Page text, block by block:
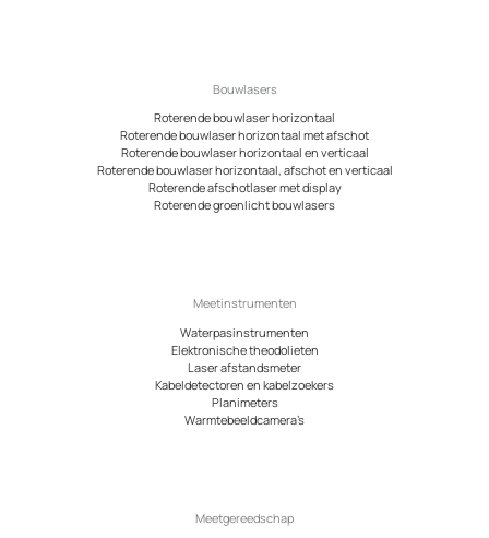
Bouwlasers
Roterende bouwlaser horizontaal
Roterende bouwlaser horizontaal met afschot
Roterende bouwlaser horizontaal en verticaal
Roterende bouwlaser horizontaal, afschot en verticaal
Roterende afschotlaser met display
Roterende groenlicht bouwlasers
Meetinstrumenten
Waterpasinstrumenten
Elektronische theodolieten
Laser afstandsmeter
Kabeldetectoren en kabelzoekers
Planimeters
Warmtebeeldcamera’s
Meetgereedschap